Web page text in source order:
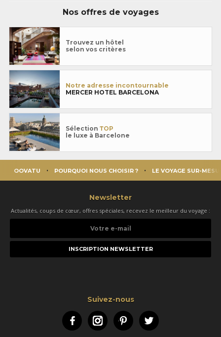
Nos offres de voyages
Trouvez un hôtel
selon vos critères
Notre adresse incontournable
MERCER HOTEL BARCELONA
Sélection TOP
le luxe à Barcelone
OOVATU POURQUOI NOUS CHOISIR ? LE VOYAGE SUR-
Newsletter
Actualités, coups de cœur, offres spéciales, recevez le meilleur du voyage :
e-
Suivez-nous
FacebookInstagramPinterestTwitter